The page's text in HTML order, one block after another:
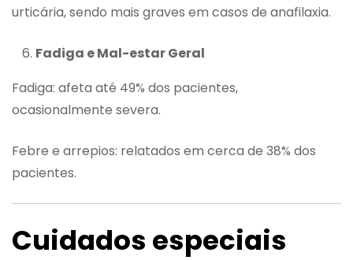
urticária, sendo mais graves em casos de anafilaxia.
Fadiga e Mal-estar Geral
Fadiga: afeta até 49% dos pacientes,
ocasionalmente severa.
Febre e arrepios: relatados em cerca de 38% dos
pacientes.
Cuidados especiais